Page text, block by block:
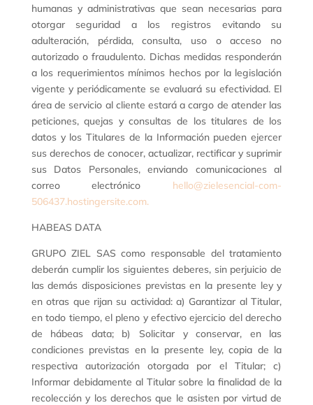
humanas y administrativas que sean necesarias para
otorgar seguridad a los registros evitando su
adulteración, pérdida, consulta, uso o acceso no
autorizado o fraudulento. Dichas medidas responderán
a los requerimientos mínimos hechos por la legislación
vigente y periódicamente se evaluará su efectividad. El
área de servicio al cliente estará a cargo de atender las
peticiones, quejas y consultas de los titulares de los
datos y los Titulares de la Información pueden ejercer
sus derechos de conocer, actualizar, rectificar y suprimir
sus Datos Personales, enviando comunicaciones al
correo electrónico hello@zielesencial-com-
506437.hostingersite.com.
HABEAS DATA
GRUPO ZIEL SAS como responsable del tratamiento
deberán cumplir los siguientes deberes, sin perjuicio de
las demás disposiciones previstas en la presente ley y
en otras que rijan su actividad: a) Garantizar al Titular,
en todo tiempo, el pleno y efectivo ejercicio del derecho
de hábeas data; b) Solicitar y conservar, en las
condiciones previstas en la presente ley, copia de la
respectiva autorización otorgada por el Titular; c)
Informar debidamente al Titular sobre la finalidad de la
recolección y los derechos que le asisten por virtud de